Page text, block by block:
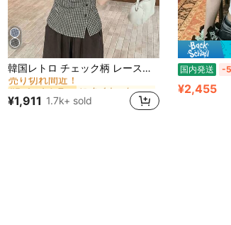
韓国レトロ チェック柄 レースアップ ウエスト シャツ、スリムフィット ノースリーブ ブラウス、夏トップス ブラック
#5 ベストセラー に タイネック 女性用トップス、ブラウス、Tシャツ
売り切れ間近！
#5 ベストセラー
売り切れ間近！
#5 ベストセラー
売り切れ間近！
#5 ベストセラー に タイネック 女性用トップス、ブラウス、Tシャツ
¥1,911 1.7k+ sold
国内発送 -
¥2,455